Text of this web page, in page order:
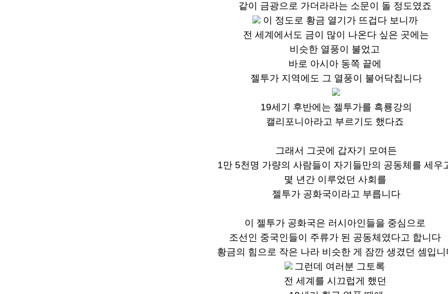
같이 금광으로 가더라라는 소문이 돌 정도였죠
이 정도로 황금 열기가 뜨겁다 보니까
전 세계에서도 금이 많이 나온다 싶은 곳에는
비슷한 열풍이 불었고
바로 아시아 동쪽 끝에
젤투가 지역에도 그 열풍이 불어닥칩니다
19세기 후반에는 젤투가를 흑룡강의
캘리포니아라고 부르기도 했다죠
그래서 그곳에 갑자기 모여든
1만 5천명 가량의 사람들이 자기들만의 공동체를 세우
몇 년간 이루었던 사회를
젤투가 공화국이라고 부릅니다
이 젤투가 공화국은 러시아인들을 중심으로
조선인 중국인들이 주류가 된 공동체였다고 합니다
황금의 힘으로 작은 나라 비슷한 게 잠깐 생겼던 셈입니
그런데 여러분 그토록
전 세계를 시끄럽게 했던